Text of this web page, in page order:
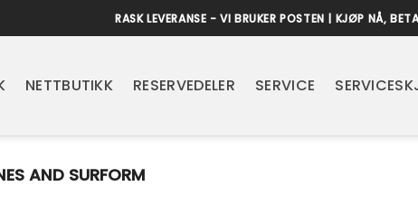
RASK LEVERANSE - VI BRUKER POSTEN | KJØP NÅ,
NETTBUTIKK RESERVEDELER SERVICE
AND SURFORM